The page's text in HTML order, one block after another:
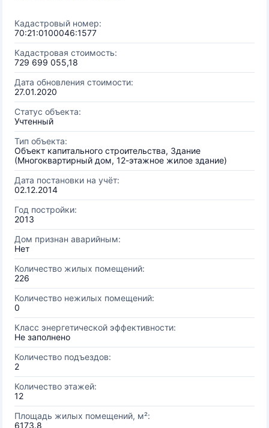
Кадастровый номер:
70:21:0100046:1577
Кадастровая стоимость:
729 699 055,18
Дата обновления стоимости:
27.01.2020
Статус объекта:
Учтенный
Тип объекта:
Объект капитального строительства, Здание
(Многоквартирный дом, 12-этажное жилое здание)
Дата постановки на учёт:
02.12.2014
Год постройки:
2013
Дом признан аварийным:
Нет
Количество жилых помещений:
226
Количество нежилых помещений:
0
Класс энергетической эффективности:
Не заполнено
Количество подъездов:
2
Количество этажей:
12
Площадь жилых помещений, м²:
6173.8